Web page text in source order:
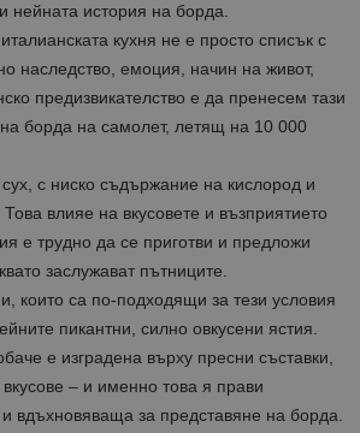
нейната история на борда.
кухня не е просто списък с
наследство, емоция, начин на живот,
предизвикателство е да пренесем тази
борда на самолет, летящ на 10 000
с ниско съдържание на кислород и
влияе на вкусовете и възприятието
е трудно да се приготви и предложи
заслужават пътниците.
които са по-подходящи за тези условия
пикантни, силно овкусени ястия.
е изградена върху пресни съставки,
– и именно това я прави
вдъхновяваща за представяне на борда.